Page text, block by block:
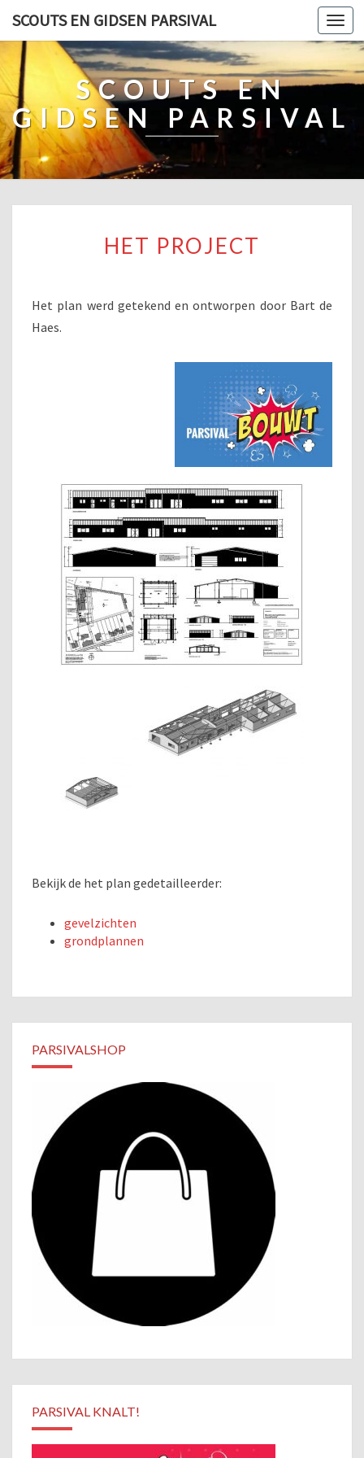
SCOUTS EN GIDSEN PARSIVAL
SCOUTS EN
GIDSEN PARSIVAL
PROJECT
HET PROJECT
Het plan werd getekend en ontworpen door Bart de
Haes.
Bekijk de het plan gedetailleerder:
gevelzichten
grondplannen
PARSIVALSHOP
PARSIVAL KNALT!